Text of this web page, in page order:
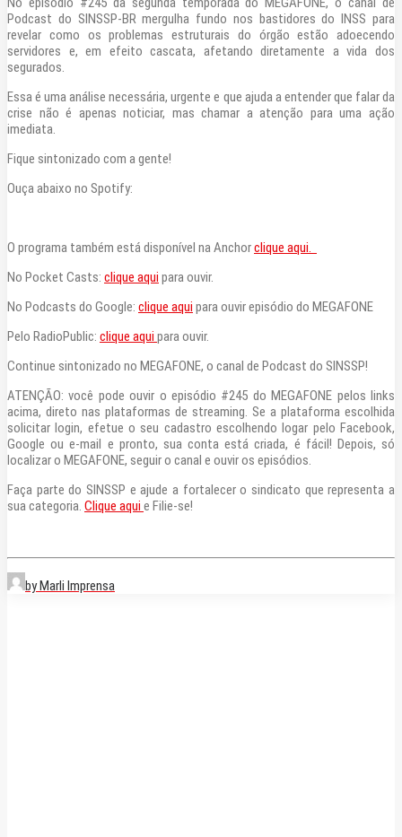
RPPS
LEGISLAÇÃO
SESC
PESQUISAR
Podcast do SINSSP-BR mergulha fundo nos bastidores do INSS para
revelar como os problemas estruturais do órgão estão adoecendo
servidores e, em efeito cascata, afetando diretamente a vida dos
segurados.
Essa é uma análise necessária, urgente e que ajuda a entender que falar da
crise não é apenas noticiar, mas chamar a atenção para uma ação
imediata.
Fique sintonizado com a gente!
Ouça abaixo no Spotify:
O programa também está disponível na Anchorclique aqui.
No Pocket Casts: clique aqui para ouvir.
No Podcasts do Google: clique aqui para ouvir episódio do MEGAFONE
Pelo RadioPublic: clique aqui para ouvir.
Continue sintonizado no MEGAFONE, o canal de Podcast do SINSSP!
ATENÇÃO: você pode ouvir o episódio #245 do MEGAFONE pelos links
acima, direto nas plataformas de streaming. Se a plataforma escolhida
solicitar login, efetue o seu cadastro escolhendo logar pelo Facebook,
Google ou e-mail e pronto, sua conta está criada, é fácil! Depois, só
localizar o MEGAFONE, seguir o canal e ouvir os episódios.
Faça parte do SINSSP e ajude a fortalecer o sindicato que representa a
sua categoria. Clique aqui e Filie-se!
by Marli Imprensa